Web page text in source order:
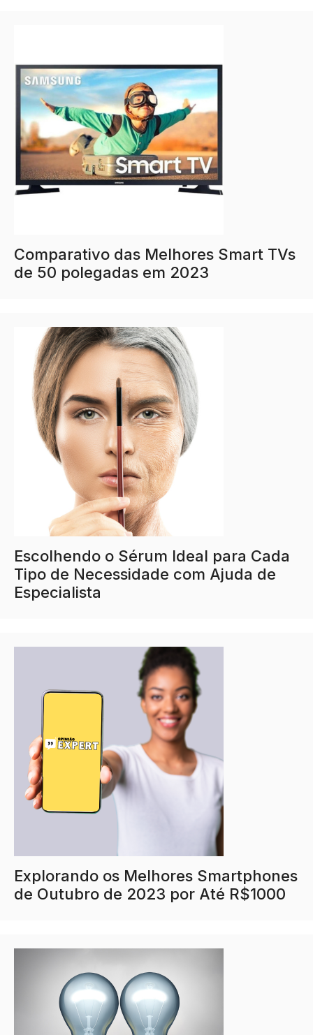
Comparativo das Melhores Smart TVs
de 50 polegadas em 2023
Escolhendo o Sérum Ideal para Cada
Tipo de Necessidade com Ajuda de
Especialista
Explorando os Melhores Smartphones
de Outubro de 2023 por Até R$1000